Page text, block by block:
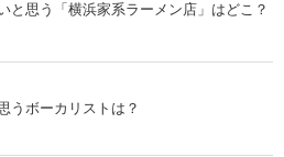
と思う「横浜家系ラーメン店」はどこ？
うボーカリストは？